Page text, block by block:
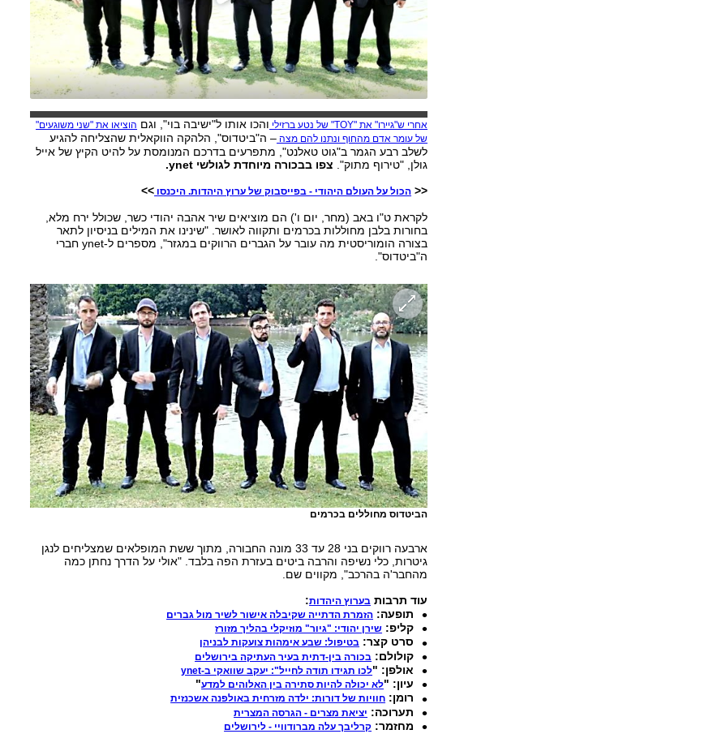
אחרי ש"גיירו" את "TOY" של נטע ברזילי והכו אותו ל"ישיבה בוי", וגם הוציאו את "שני משוגעים"
של עומר אדם מהחוף ונתנו להם מצה – ה"ביטדוס", הלהקה הווקאלית שהצליחה להגיע
לשלב רבע הגמר ב"גוט טאלנט", מתפרעים בדרכם המנומסת על להיט הקיץ של אייל
גולן, "טירוף מתוק". צפו בבכורה מיוחדת לגולשי ynet.
<< הכול על העולם היהודי - בפייסבוק של ערוץ היהדות. היכנסו >>
לקראת ט"ו באב (מחר, יום ו') הם מוציאים שיר אהבה יהודי כשר, שכולל ירח מלא,
בחורות בלבן מחוללות בכרמים ותקווה לאושר. "שינינו את המילים בניסיון לתאר
בצורה הומוריסטית מה עובר על הגברים הרווקים במגזר", מספרים ל-ynet חברי
ה"ביטדוס".
הביטדוס מחוללים בכרמים
ארבעה רווקים בני 28 עד 33 מונה החבורה, מתוך ששת המופלאים שמצליחים לנגן
גיטרות, כלי נשיפה והרבה ביטים בעזרת הפה בלבד. "אולי על הדרך נחתן כמה
מהחבר'ה בהרכב", מקווים שם.
עוד תרבות בערוץ היהדות:
תופעה: הזמרת הדתייה שקיבלה אישור לשיר מול גברים
קליפ: שירן יהודי: "גיור" מוזיקלי בהליך מזורז
סרט קצר: בטיפול: שבע אימהות צועקות לבניהן
קולולם: בכורה בין-דתית בעיר העתיקה בירושלים
אולפן: "לכו תגידו תודה לחייל": יעקב שוואקי ב-ynet
עיון: "לא יכולה להיות סתירה בין האלוהים למדע"
רומן: חוויות של דורות: ילדה מזרחית באולפנה אשכנזית
תערוכה: יציאת מצרים - הגרסה המצרית
מחזמר: קרליבך עלה מברודוויי - לירושלים